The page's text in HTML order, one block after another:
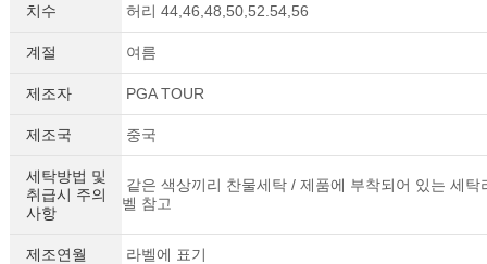
치수 허리 44,46,48,50,52.54,56
계절 여름
제조자 PGA TOUR
제조국 중국
세탁방법 및
취급시 주의
사항
같은 색상끼리 찬물세탁 / 제품에 부착되어 있는 세탁
벨 참고
제조연월 라벨에 표기